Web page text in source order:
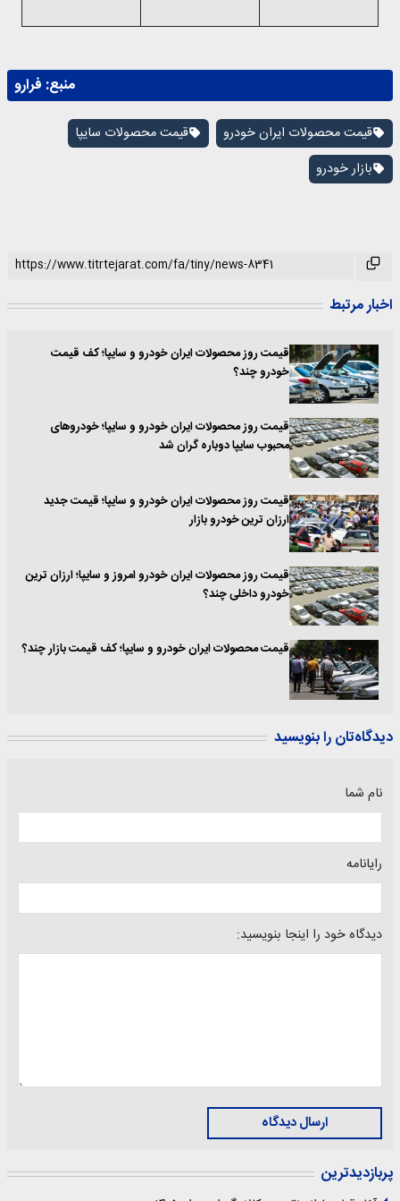
منبع: فرارو
قیمت محصولات ایران خودرو
قیمت محصولات سایپا
بازار خودرو
اخبار مرتبط
قیمت روز محصولات ایران خودرو و سایپا؛ کف قیمت
خودرو چند؟
قیمت روز محصولات ایران خودرو و سایپا؛ خودروهای
محبوب سایپا دوباره گران شد
قیمت روز محصولات ایران خودرو و سایپا؛ قیمت جدید
ارزان ترین خودرو بازار‌
قیمت روز محصولات ایران خودرو امروز و سایپا؛ ارزان ترین
خودرو داخلی چند؟
قیمت محصولات ایران خودرو و سایپا؛ کف قیمت بازار چند؟
دیدگاه‌تان را بنویسید
نام شما
رایانامه
دیدگاه خود را اینجا بنویسید:
ارسال دیدگاه
پربازدیدترین